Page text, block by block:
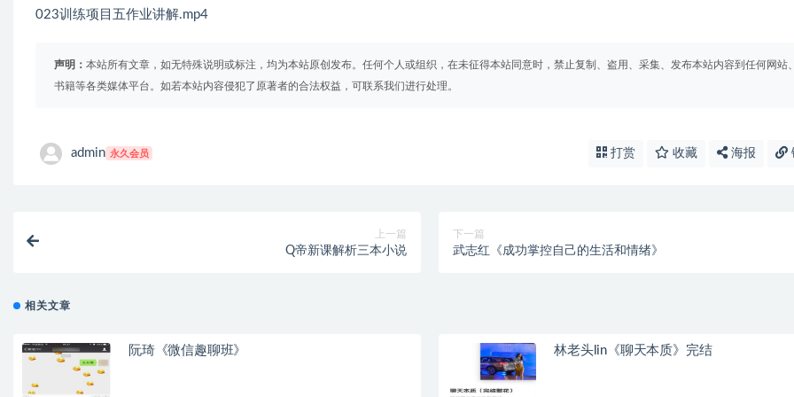
023训练项目五作业讲解.mp4
声明： 本站所有文章，如无特殊说明或标注，均为本站原创发布。任何个人或组织，在未征得本站同意时，禁止复制、盗用、采集、发布本站内容到任何网站
书籍等各类媒体平台。如若本站内容侵犯了原著者的合法权益，可联系我们进行处理。
admin 永久会员 打赏 收藏 海报
上一篇
Q帝新课解析三本小说
下一篇
武志红《成功掌控自己的生活和情绪》
相关文章
阮琦《微信趣聊班》 林老头lin《聊天本质》完结